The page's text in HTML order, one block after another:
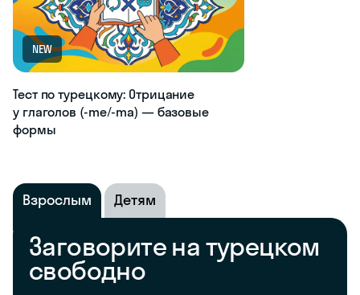
NEW
Тест по турецкому: Отрицание
у глаголов (-me/-ma) — базовые
формы
Взрослым Детям
Заговорите на турецком
свободно